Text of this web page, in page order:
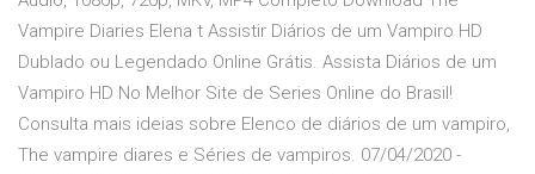
Vampire Diaries Elena t Assistir Diários de um Vampiro HD
Dublado ou Legendado Online Grátis. Assista Diários de um
Vampiro HD No Melhor Site de Series Online do Brasil!
Consulta mais ideias sobre Elenco de diários de um vampiro,
The vampire diares e Séries de vampiros. 07/04/2020 -